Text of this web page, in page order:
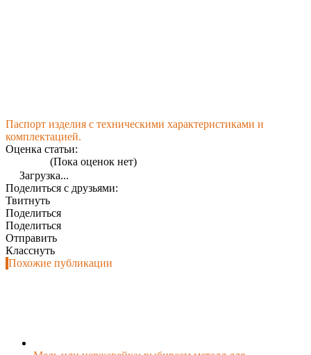
Паспорт изделия с техническими характеристиками и
комплектацией.
Оценка статьи:
(Пока оценок нет)
Загрузка...
Поделиться с друзьями:
Твитнуть
Поделиться
Поделиться
Отправить
Класснуть
Похожие публикации